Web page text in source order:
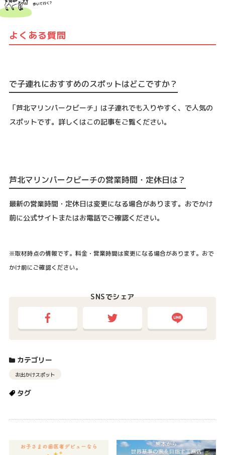
よくある質問
で子連れにおすすめのスポットはどこですか？
「芦北マリンパークビーチ」は子連れでも入りやすく、で人気の
スポットです。詳しくはこの記事をご覧ください。
芦北マリンパークビーチの営業時間・定休日は？
最新の営業時間・定休日は変更になる場合があります。おでかけ
前に公式サイトまたはお電話でご確認ください。
※取材時点の情報です。料金・営業時間は変更になる場合があります。おで
かけ前にご確認ください。
SNSでシェア
カテゴリー
お出かけスポット
タグ